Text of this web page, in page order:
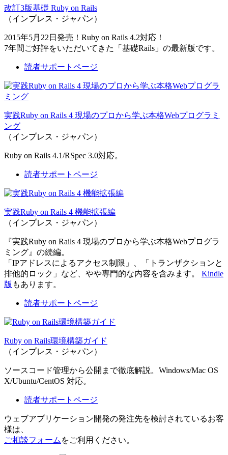
改訂3版基礎 Ruby on Rails
（インプレス・ジャパン）
2015年5月22日発売！Ruby on Rails 4.2対応！
7年間ご好評をいただいてきた「基礎Rails」の最新版です。
読者サポートページ
実践Ruby on Rails 4 現場のプロから学ぶ本格Webプログラミ
ング
（インプレス・ジャパン）
Ruby on Rails 4.1/RSpec 3.0対応。
読者サポートページ
実践Ruby on Rails 4 機能拡張編
（インプレス・ジャパン）
『実践Ruby on Rails 4 現場のプロから学ぶ本格Webプログラ
ミング』の続編。
「IPアドレスによるアクセス制限」、「トランザクションと
排他的ロック」など、やや専門的な内容を含みます。 Kindle
版 もあります。
読者サポートページ
Ruby on Rails環境構築ガイド
（インプレス・ジャパン）
ソースコード管理から公開まで徹底解説。Windows/Mac OS
X/Ubuntu/CentOS 対応。
読者サポートページ
ウェブアプリケーション開発の発注先を検討されているお客
様は、
ご相談フォーム をご利用ください。